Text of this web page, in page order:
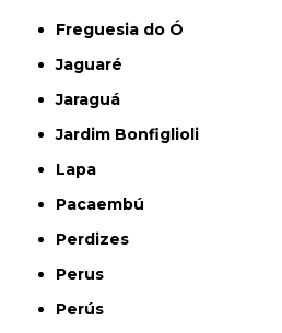
Freguesia do Ó
Jaguaré
Jaraguá
Jardim Bonfiglioli
Lapa
Pacaembú
Perdizes
Perus
Perús